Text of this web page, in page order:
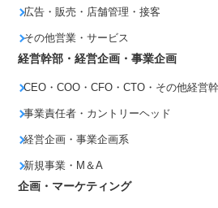
広告・販売・店舗管理・接客
その他営業・サービス
経営幹部・経営企画・事業企画
CEO・COO・CFO・CTO・その他経営
事業責任者・カントリーヘッド
経営企画・事業企画系
新規事業・M＆A
企画・マーケティング